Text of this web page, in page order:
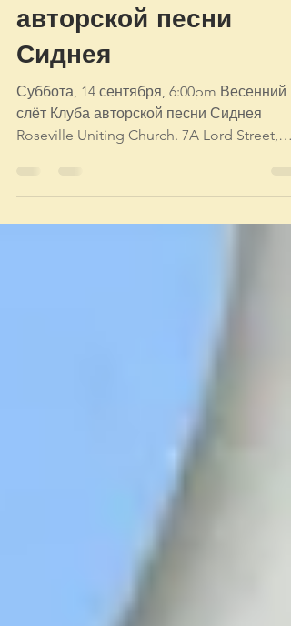
авторской песни
Сиднея
Суббота, 14 сентября, 6:00pm Весенний
слёт Клуба авторской песни Сиднея
Roseville Uniting Church. 7A Lord Street,